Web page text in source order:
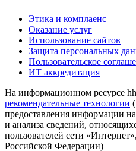
Этика и комплаенс
Оказание услуг
Использование сайтов
Защита персональных
Пользовательское
ИТ аккредитация
На информационном ресурсе
рекомендательные технологии
предоставления информации
и анализа сведений,
пользователей сети
Российской Федерации)